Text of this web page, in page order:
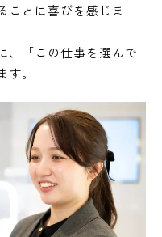
ことに喜びを感じま
、「この仕事を選んで
。